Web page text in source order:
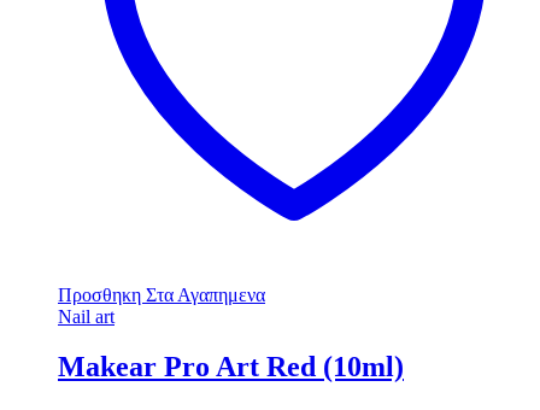
Προσθηκη Στα Αγαπημενα
Nail art
Makear Pro Art Red (10ml)